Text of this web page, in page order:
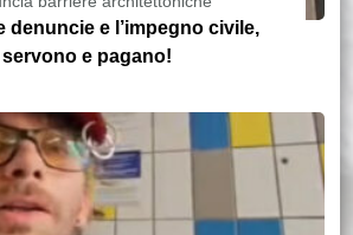
denuncie e l’impegno civile,
servono e pagano!